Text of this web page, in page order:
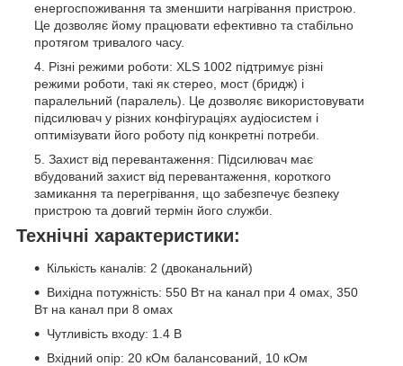
енергоспоживання та зменшити нагрівання пристрою.
Це дозволяє йому працювати ефективно та стабільно
протягом тривалого часу.
Різні режими роботи: XLS 1002 підтримує різні
режими роботи, такі як стерео, мост (бридж) і
паралельний (паралель). Це дозволяє використовувати
підсилювач у різних конфігураціях аудіосистем і
оптимізувати його роботу під конкретні потреби.
Захист від перевантаження: Підсилювач має
вбудований захист від перевантаження, короткого
замикання та перегрівання, що забезпечує безпеку
пристрою та довгий термін його служби.
Технічні характеристики:
Кількість каналів: 2 (двоканальний)
Вихідна потужність: 550 Вт на канал при 4 омах, 350
Вт на канал при 8 омах
Чутливість входу: 1.4 В
Вхідний опір: 20 кОм балансований, 10 кОм